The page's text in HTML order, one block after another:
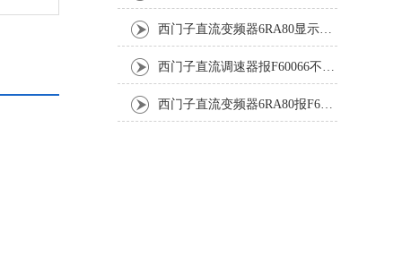
西门子直流变频器6RA80显示报F60097代码修复
西门子直流调速器报F60066不能复位修复解决
西门子直流变频器6RA80报F60005修复排除